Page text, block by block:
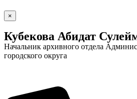
×
Кубекова Абидат
Начальник архивного отдела
городского округа